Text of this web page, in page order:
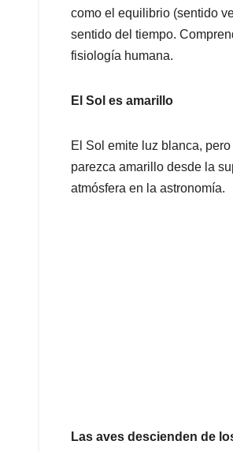
como el equilibrio (sentido
sentido del tiempo.
fisiología humana.
El Sol es amarillo
El Sol emite luz blanca,
parezca amarillo desde la
atmósfera en la astronomía.
Las aves descienden de